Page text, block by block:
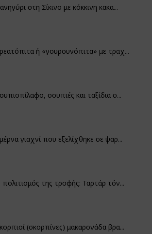
στη Σίκινο με κόκκινη κακα...
ή «γουρουνόπιτα» με τραχ...
σουπιές και ταξίδια σ...
γιαχνί που εξελίχθηκε σε ψαρ...
της τροφής: Ταρτάρ τόν...
(σκορπίνες) μακαρονάδα βρα...